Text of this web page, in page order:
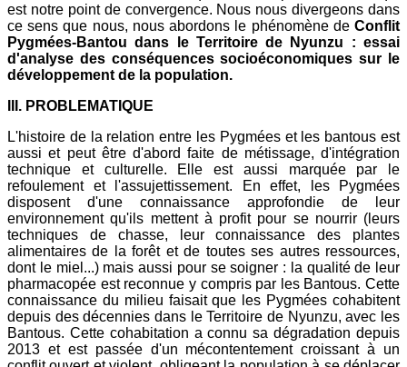
est notre point de convergence. Nous nous divergeons dans
ce sens que nous, nous abordons le phénomène de Conflit
Pygmées-Bantou dans le Territoire de Nyunzu : essai
d'analyse des conséquences socioéconomiques sur le
développement de la population.
III. PROBLEMATIQUE
L'histoire de la relation entre les Pygmées et les bantous est
aussi et peut être d'abord faite de métissage, d'intégration
technique et culturelle. Elle est aussi marquée par le
refoulement et l'assujettissement. En effet, les Pygmées
disposent d'une connaissance approfondie de leur
environnement qu'ils mettent à profit pour se nourrir (leurs
techniques de chasse, leur connaissance des plantes
alimentaires de la forêt et de toutes ses autres ressources,
dont le miel...) mais aussi pour se soigner : la qualité de leur
pharmacopée est reconnue y compris par les Bantous. Cette
connaissance du milieu faisait que les Pygmées cohabitent
depuis des décennies dans le Territoire de Nyunzu, avec les
Bantous. Cette cohabitation a connu sa dégradation depuis
2013 et est passée d'un mécontentement croissant à un